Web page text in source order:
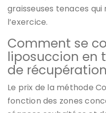
graisseuses tenaces
l’exercice.
Comment se
liposuccion en
de
Le prix de la méthode
fonction des zones